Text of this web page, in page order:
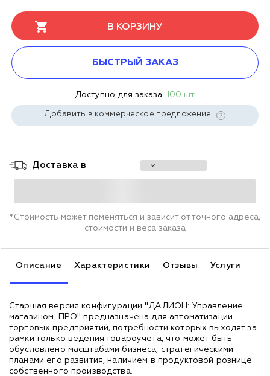
В КОРЗИНУ
БЫСТРЫЙ ЗАКАЗ
Доступно для заказа: 100 шт.
Добавить в коммерческое предложение
Доставка в
*Стоимость может поменяться и зависит от точного адреса,
стоимости и веса заказа
Описание Характеристики Отзывы Услуги
Старшая версия конфигурации "ДАЛИОН: Управление
магазином. ПРО" предназначена для автоматизации
торговых предприятий, потребности которых выходят за
рамки только ведения товароучета, что может быть
обусловлено масштабами бизнеса, стратегическими
планами его развития, наличием в продуктовой рознице
собственного производства.